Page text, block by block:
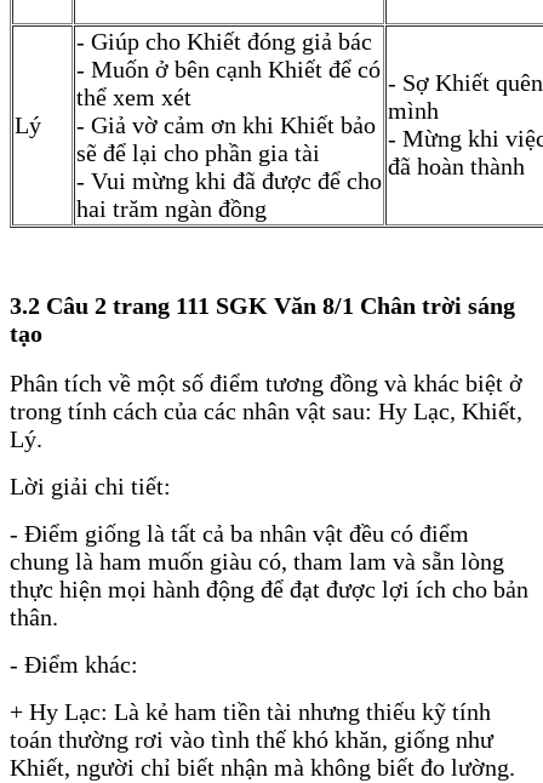
Lý
- Giúp cho Khiết đóng giả bác
- Muốn ở bên cạnh Khiết để có
thể xem xét
- Giả vờ cảm ơn khi Khiết bảo
sẽ để lại cho phần gia tài
- Vui mừng khi đã được để cho
hai trăm ngàn đồng
- Sợ Khiết
mình
- Mừng khi
đã hoàn thành
3.2 Câu 2 trang 111 SGK Văn 8/1 Chân trời sáng
tạo
Phân tích về một số điểm tương đồng và khác biệt ở
trong tính cách của các nhân vật sau: Hy Lạc, Khiết,
Lý.
Lời giải chi tiết:
- Điểm giống là tất cả ba nhân vật đều có điểm
chung là ham muốn giàu có, tham lam và sẵn lòng
thực hiện mọi hành động để đạt được lợi ích cho bản
thân.
- Điểm khác:
+ Hy Lạc: Là kẻ ham tiền tài nhưng thiếu kỹ tính
toán thường rơi vào tình thế khó khăn, giống như
Khiết, người chỉ biết nhận mà không biết đo lường.